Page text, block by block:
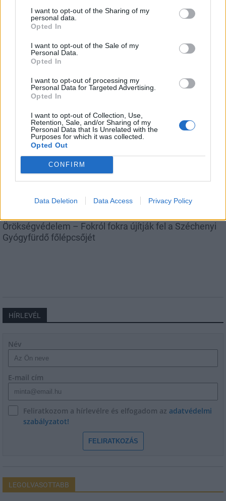
I want to opt-out of the Sharing of my
personal data.
Opted In
I want to opt-out of the Sale of my
Personal Data.
Opted In
I want to opt-out of processing my
Personal Data for Targeted Advertising.
Opted In
I want to opt-out of Collection, Use,
Retention, Sale, and/or Sharing of my
Personal Data that Is Unrelated with the
Purposes for which it was collected.
Opted Out
CONFIRM
Data Deletion Data Access Privacy Policy
élvezhetjük
Örökségvédelem – Fokról fokra újítják fel a Széchenyi
Gyógyfürdő főlépcsőjét
HÍRLEVÉL
Név
E-mail cím
Feliratkozom a hírlevélre és elfogadom az adatvédelmi
szabályzatot!
FELIRATKOZÁS
LEGOLVASOTTABB